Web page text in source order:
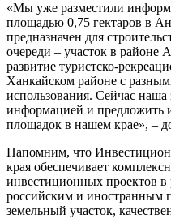
«Мы уже разместили
площадью 0,75 гектаров в
предназначен для
очереди – участок в районе
развитие туристско-
Ханкайском районе с
использования. Сейчас наша
информацией и предложить
площадок в нашем крае», –
Напомним, что
края обеспечивает
инвестиционных проектов
российским и иностранным
земельный участок,